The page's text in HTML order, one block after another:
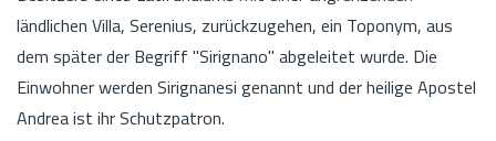
ländlichen Villa, Serenius, zurückzugehen, ein Toponym, aus
dem später der Begriff "Sirignano" abgeleitet wurde. Die
Einwohner werden Sirignanesi genannt und der heilige Apostel
Andrea ist ihr Schutzpatron.